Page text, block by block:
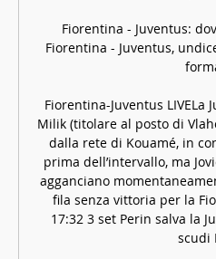
Fiorentina - Juventus:
Fiorentina - Juventus,
Fiorentina-Juventus
Milik (titolare al posto di
dalla rete di Kouamé, in
prima dell’intervallo, ma
agganciano
fila senza vittoria per la
17:32 3 set Perin salva la
scudi